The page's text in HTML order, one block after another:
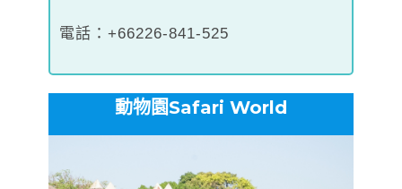
電話：+66226-841-525
動物園Safari World